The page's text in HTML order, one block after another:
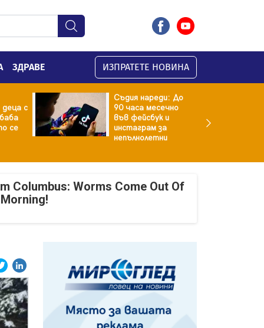
ЗДРАВЕ ИЗПРАТЕТЕ НОВИНА
с
се
Съдия нареди: До
90 часа месечно
във фейсбук и
инстаграм за
непълнолетни
Columbus: Worms Come Out Of